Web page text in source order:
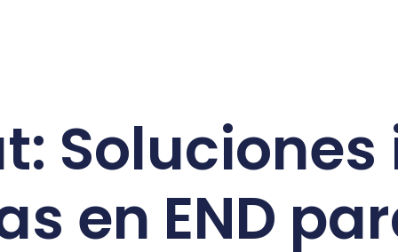
en END